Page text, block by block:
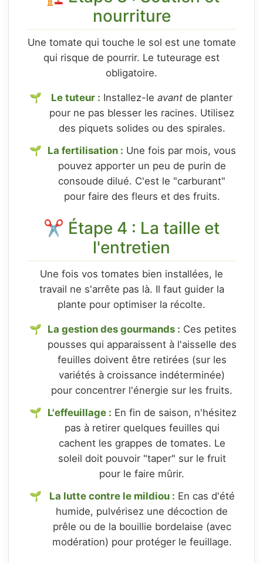
nourriture
Une tomate qui touche le sol est une tomate
qui risque de pourrir. Le tuteurage est
obligatoire.
Le tuteur : Installez-le avant de planter
pour ne pas blesser les racines. Utilisez
des piquets solides ou des spirales.
La fertilisation : Une fois par mois, vous
pouvez apporter un peu de purin de
consoude dilué. C'est le "carburant"
pour faire des fleurs et des fruits.
✂️ Étape 4 : La taille et
l'entretien
Une fois vos tomates bien installées, le
travail ne s'arrête pas là. Il faut guider la
plante pour optimiser la récolte.
La gestion des gourmands : Ces petites
pousses qui apparaissent à l'aisselle des
feuilles doivent être retirées (sur les
variétés à croissance indéterminée)
pour concentrer l'énergie sur les fruits.
L'effeuillage : En fin de saison, n'hésitez
pas à retirer quelques feuilles qui
cachent les grappes de tomates. Le
soleil doit pouvoir "taper" sur le fruit
pour le faire mûrir.
La lutte contre le mildiou : En cas d'été
humide, pulvérisez une décoction de
prêle ou de la bouillie bordelaise (avec
modération) pour protéger le feuillage.